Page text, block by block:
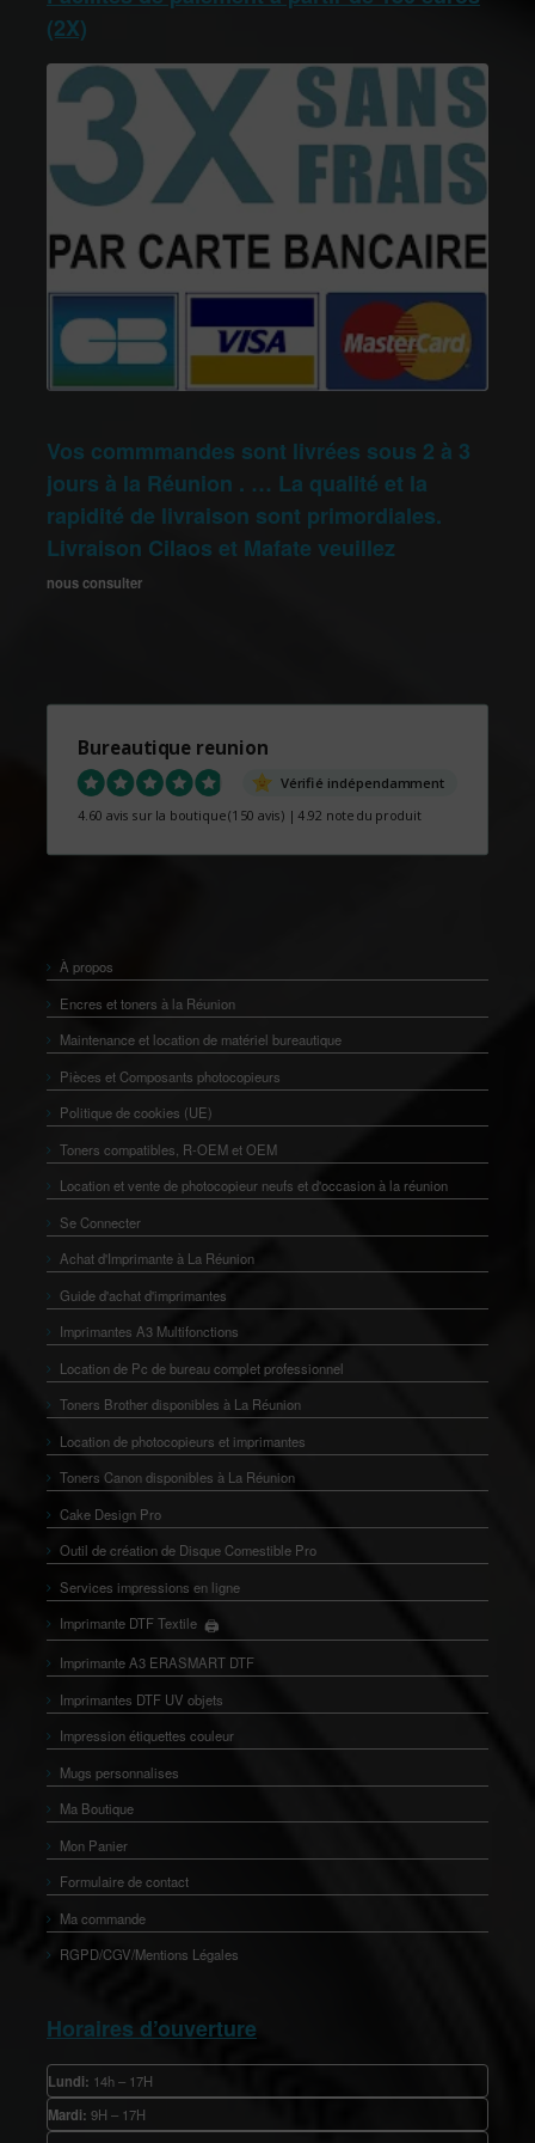
(2X)
Vos commmandes sont livrées sous 2 à 3
jours à la Réunion . … La qualité et la
rapidité de livraison sont primordiales.
Livraison Cilaos et Mafate veuillez
nous consulter
Bureautique reunion
Vérifié indépendamment
4.60 avis sur la boutique(150 avis) |4.92 note du produit
À propos
Encres et toners à la Réunion
Maintenance et location de matériel bureautique
Pièces et Composants photocopieurs
Politique de cookies (UE)
Toners compatibles, R-OEM et OEM
Location et vente de photocopieur neufs et d'occasion à la réunion
Se Connecter
Achat d'Imprimante à La Réunion
Guide d'achat d'imprimantes
Imprimantes A3 Multifonctions
Location de Pc de bureau complet professionnel
Toners Brother disponibles à La Réunion
Location de photocopieurs et imprimantes
Toners Canon disponibles à La Réunion
Cake Design Pro
Outil de création de Disque Comestible Pro
Services impressions en ligne
Imprimante DTF Textile 🖨️
👕
Imprimante A3 ERASMART DTF
Imprimantes DTF UV objets
Impression étiquettes couleur
Mugs personnalises
Ma Boutique
Mon Panier
Formulaire de contact
Ma commande
RGPD/CGV/Mentions Légales
Horaires d’ouverture
Lundi: 14h – 17H
Mardi: 9H – 17H